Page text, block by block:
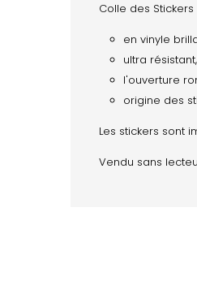
Colle des
en vinyle
ultra
l'ouverture
origine des
Les stickers sont
Vendu sans